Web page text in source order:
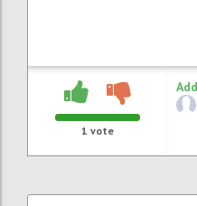
1 vote